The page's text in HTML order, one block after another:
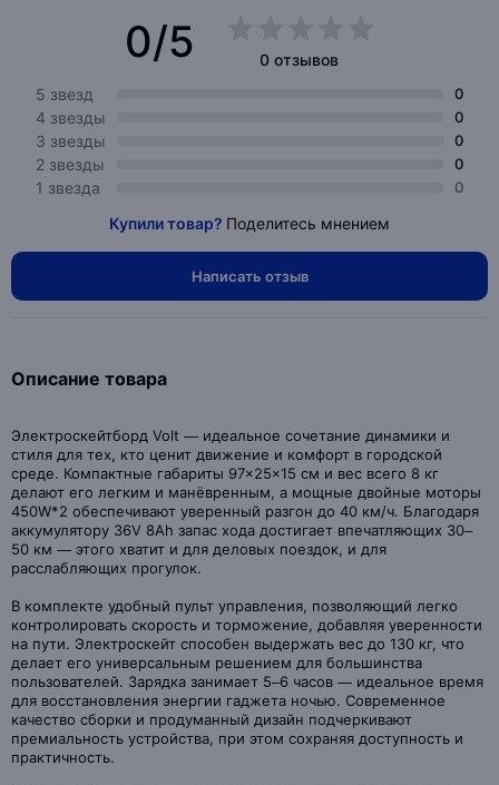
0/5
0 отзывов
5 звезд
0
4 звезды 0
3 звезды 0
2 звезды 0
1 звезда 0
Купили товар? Поделитесь мнением
Написать отзыв
Описание товара
Электроскейтборд Volt — идеальное сочетание динамики и
стиля для тех, кто ценит движение и комфорт в городской
среде. Компактные габариты 97×25×15 см и вес всего 8 кг
делают его легким и манёвренным, а мощные двойные моторы
450W*2 обеспечивают уверенный разгон до 40 км/ч. Благодаря
аккумулятору 36V 8Ah запас хода достигает впечатляющих 30–
50 км — этого хватит и для деловых поездок, и для
расслабляющих прогулок.
В комплекте удобный пульт управления, позволяющий легко
контролировать скорость и торможение, добавляя уверенности
на пути. Электроскейт способен выдержать вес до 130 кг, что
делает его универсальным решением для большинства
пользователей. Зарядка занимает 5–6 часов — идеальное время
для восстановления энергии гаджета ночью. Современное
качество сборки и продуманный дизайн подчеркивают
премиальность устройства, при этом сохраняя доступность и
практичность.